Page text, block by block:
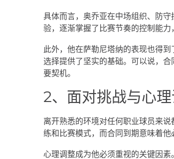
具体而言，奥乔亚在中场组织、防
验，逐渐掌握了比赛节奏的控制能力
此外，他在萨勒尼塔纳的表现也得
选择提供了坚实的基础。可以说，
要契机。
2、面对挑战与心
离开熟悉的环境对任何职业球员来
练和比赛模式，而合同到期意味着他
心理调整成为他必须重视的关键因